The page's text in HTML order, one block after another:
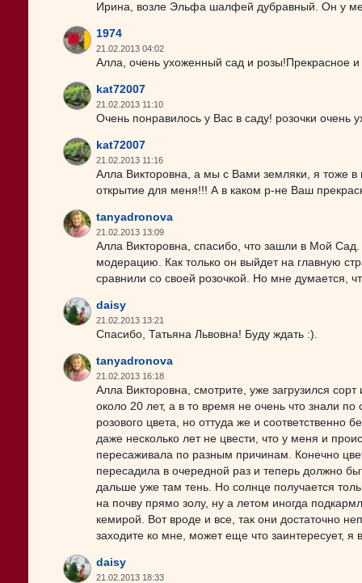
Ирина, возле Эльфа шалфей дубравный. Он у
1974
21.02.2013 04:02
Алла, очень ухоженный сад и розы!Прекрасное
kat72007
21.02.2013 11:10
Очень понравилось у Вас в саду! розочки
kat72007
21.02.2013 11:16
Алла Викторовна, а мы с Вами земляки, я тоже
открытие для меня!!! А в каком р-не Ваш
tanyadronova
21.02.2013 13:09
Алла Викторовна, спасибо, что зашли в Мой Сад.
модерацию. Как только он выйдет на главную
сравнили со своей розочкой. Но мне думается,
daisy
21.02.2013 13:21
Спасибо, Татьяна Львовна! Буду ждать :).
tanyadronova
21.02.2013 16:18
Алла Викторовна, смотрите, уже загрузился
около 20 лет, а в то время не очень что знали
розового цвета, но оттуда же и соответственно
даже несколько лет не цвести, что у меня и
пересаживала по разным причинам. Конечно
пересадила в очередной раз и теперь должно
дальше уже там тень. Но солнце получается
на почву прямо золу, ну а летом иногда
кемирой. Вот вроде и все, так они достаточно
заходите ко мне, может еще что заинтересует, я
daisy
21.02.2013 18:33